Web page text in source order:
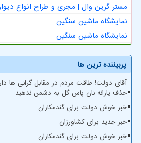
مستر گرین وال | مجری و طراح انواع
نمایشگاه ماشین سنگین
نمایشگاه ماشین سنگین
پربیننده ترین ها
آقای دولت! طاقت مردم در مقابل گرانی ها
حذف یارانه نان پاس گل به دشمن ندهید
خبر خوش دولت برای گندمکاران
خبر جدید برای کشاورزان
خبر خوش دولت برای گندمکاران